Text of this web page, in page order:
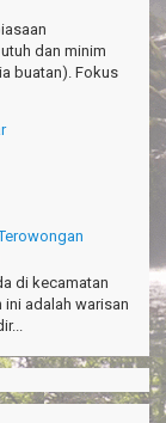
dan minim
buatan). Fokus
di kecamatan
ini adalah warisan